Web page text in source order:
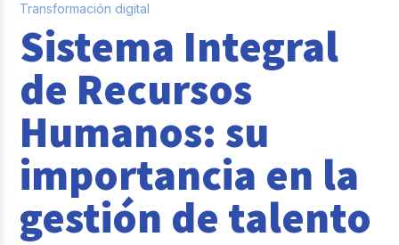
Transformación digital
Tendencias y data
Novedades
Entrevistas con expertos
Casos de éxito
Actualidad laboral
Transformación digital
Sistema Integral
de Recursos
Humanos: su
importancia en la
gestión de talento